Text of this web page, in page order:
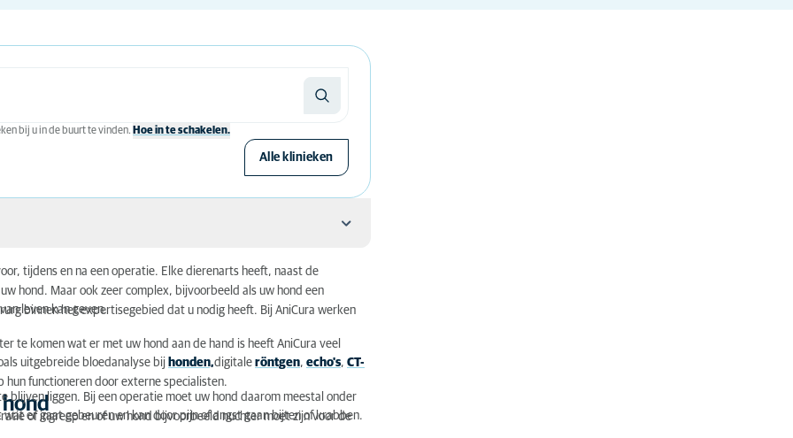
bij u in de buurt te vinden. Hoe in te schakelen.
Alle klinieken
tijdens en na een operatie. Elke dierenarts heeft, naast de
hond. Maar ook zeer complex, bijvoorbeeld als uw hond een
leven kan geven.
binnen het expertisegebied dat u nodig heeft. Bij AniCura werken
te komen wat er met uw hond aan de hand is heeft AniCura veel
uitgebreide bloedanalyse bij honden,digitale röntgen, echo's, CT-
functioneren door externe specialisten.
blijven liggen. Bij een operatie moet uw hond daarom meestal onder
er gaat gebeuren en kan door pijn of angst gaan bijten of krabben.
of ingreep en of uw hond bijvoorbeeld nuchter moet zijn voor de